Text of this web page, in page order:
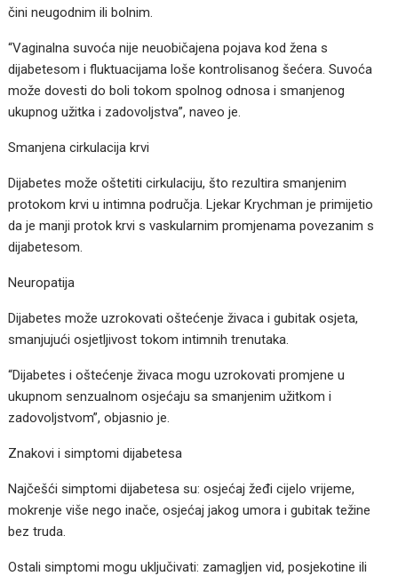
čini neugodnim ili bolnim.
“Vaginalna suvoća nije neuobičajena pojava kod žena s
dijabetesom i fluktuacijama loše kontrolisanog šećera. Suvoća
može dovesti do boli tokom spolnog odnosa i smanjenog
ukupnog užitka i zadovoljstva”, naveo je.
Smanjena cirkulacija krvi
Dijabetes može oštetiti cirkulaciju, što rezultira smanjenim
protokom krvi u intimna područja. Ljekar Krychman je primijetio
da je manji protok krvi s vaskularnim promjenama povezanim s
dijabetesom.
Neuropatija
Dijabetes može uzrokovati oštećenje živaca i gubitak osjeta,
smanjujući osjetljivost tokom intimnih trenutaka.
“Dijabetes i oštećenje živaca mogu uzrokovati promjene u
ukupnom senzualnom osjećaju sa smanjenim užitkom i
zadovoljstvom”, objasnio je.
Znakovi i simptomi dijabetesa
Najčešći simptomi dijabetesa su: osjećaj žeđi cijelo vrijeme,
mokrenje više nego inače, osjećaj jakog umora i gubitak težine
bez truda.
Ostali simptomi mogu uključivati: zamagljen vid, posjekotine ili